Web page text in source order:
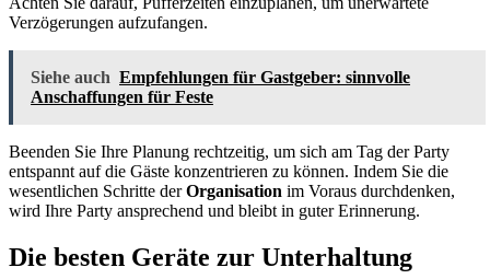
Verzögerungen aufzufangen.
Siehe auch Empfehlungen für Gastgeber: sinnvolle
Anschaffungen für Feste
Beenden Sie Ihre Planung rechtzeitig, um sich am Tag der Party
entspannt auf die Gäste konzentrieren zu können. Indem Sie die
wesentlichen Schritte derOrganisation im Voraus durchdenken,
wird Ihre Party ansprechend und bleibt in guter Erinnerung.
Die besten Geräte zur Unterhaltung